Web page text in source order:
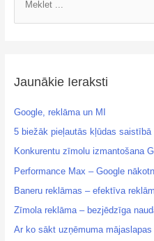
Jaunākie Ieraksti
Google, reklāma un MI
5 biežāk pieļautās kļūdas saistībā
Konkurentu zīmolu izmantošana
Performance Max – Google
Baneru reklāmas – efektīva
Zīmola reklāma – bezjēdzīga
Ar ko sākt uzņēmuma